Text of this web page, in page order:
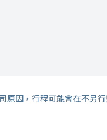
因，行程可能會在不另